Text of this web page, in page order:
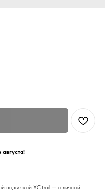
подвеской XC trail — отличный